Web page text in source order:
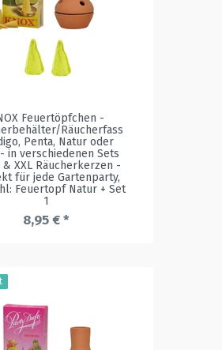
Feuertöpfchen -
Räucherfass
Penta, Natur oder
in verschiedenen Sets
& XXL Räucherkerzen -
für jede Gartenparty,
Feuertopf Natur + Set
1
8,95 € *